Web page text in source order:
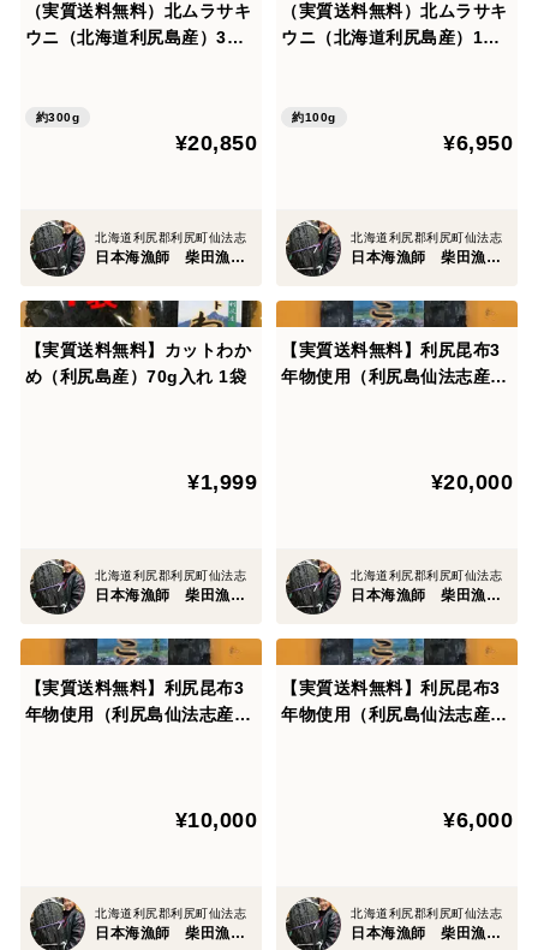
（実質送料無料）北ムラサキ
ウニ（北海道利尻島産）3パ
約300g
¥20,850
北海道利尻郡利尻町仙法志
日本海漁師 柴田漁業部
（実質送料無料）北ムラサキ
ウニ（北海道利尻島産）1パ
約100g
¥6,950
北海道利尻郡利尻町仙法志
日本海漁師 柴田漁業部
【実質送料無料】カットわか
め（利尻島産）70g入れ 1袋
¥1,999
北海道利尻郡利尻町仙法志
日本海漁師 柴田漁業部
【実質送料無料】利尻昆布3
年物使用（利尻島仙法志産）
¥20,000
北海道利尻郡利尻町仙法志
日本海漁師 柴田漁業部
【実質送料無料】利尻昆布3
年物使用（利尻島仙法志産）
¥10,000
北海道利尻郡利尻町仙法志
日本海漁師 柴田漁業部
【実質送料無料】利尻昆布3
年物使用（利尻島仙法志産）
¥6,000
北海道利尻郡利尻町仙法志
日本海漁師 柴田漁業部